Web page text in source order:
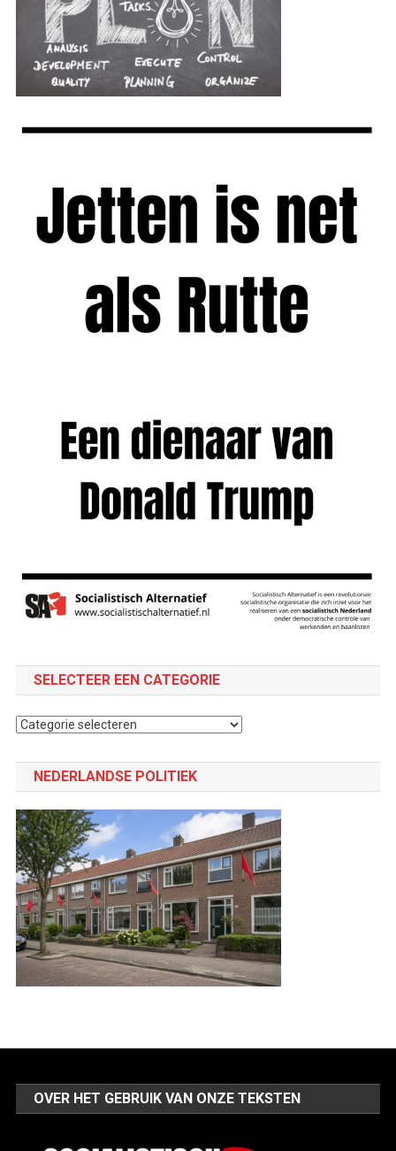
SELECTEER EEN CATEGORIE
Selecteer
NEDERLANDSE POLITIEK
OVER HET GEBRUIK VAN ONZE TEKSTEN